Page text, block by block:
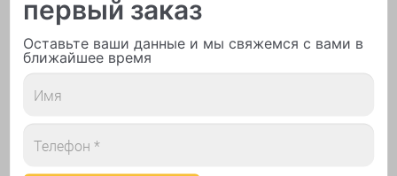
Надутие шаров гелием
первый заказ
Оставьте ваши данные и мы свяжемся с вами в
ближайшее время